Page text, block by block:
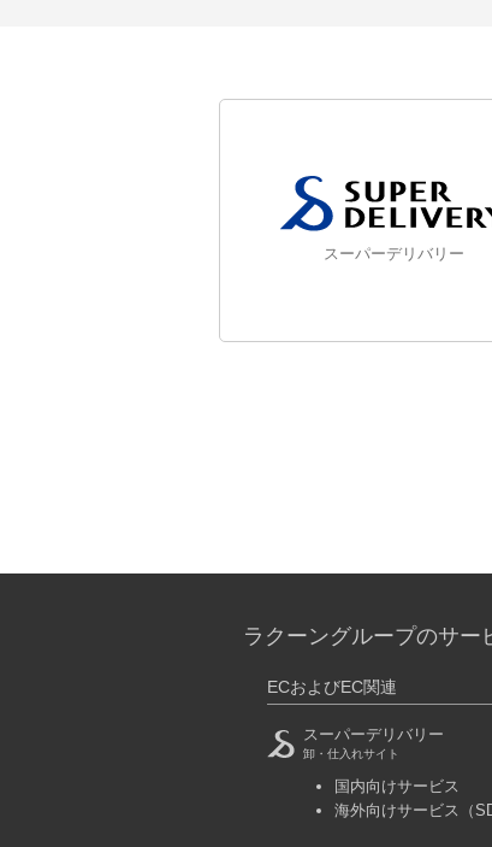
スーパーデリバリー
ラクーングループのサー
ECおよびEC関連
スーパーデリバリー
卸・仕入れサイト
国内向けサービス
海外向けサービス
（